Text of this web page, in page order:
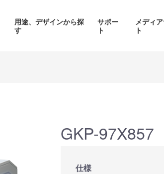
用途、デザインから探
す
サポー
ト
メディ
ト
ピラーレスケース採用PC
GKP-97X857
仕様